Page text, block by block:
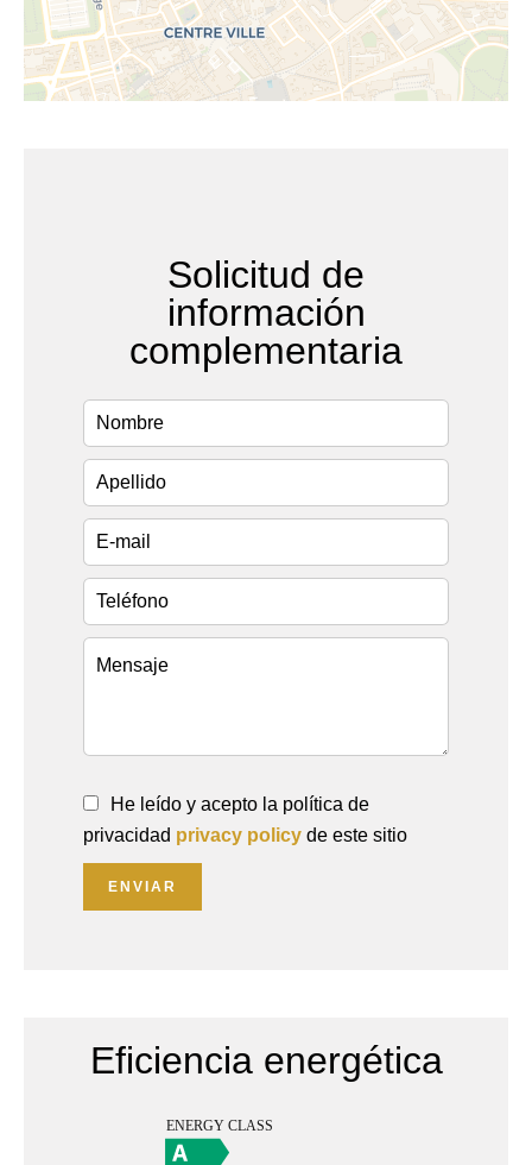
Solicitud de
información
complementaria
He leído y acepto la política de
privacidad privacy policy de este sitio
ENVIAR
Eficiencia energética